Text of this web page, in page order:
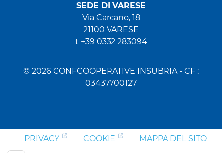
SEDE DI VARESE
Via Carcano, 18
21100 VARESE
t +39 0332 283094
© 2026 CONFCOOPERATIVE INSUBRIA - CF :
03437700127
PRIVACY COOKIE MAPPA DEL SITO